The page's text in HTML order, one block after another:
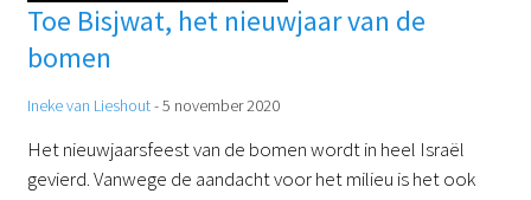
Toe Bisjwat, het nieuwjaar van de
bomen
Ineke van Lieshout-5 november 2020
Het nieuwjaarsfeest van de bomen wordt in heel Israël
gevierd. Vanwege de aandacht voor het milieu is het ook